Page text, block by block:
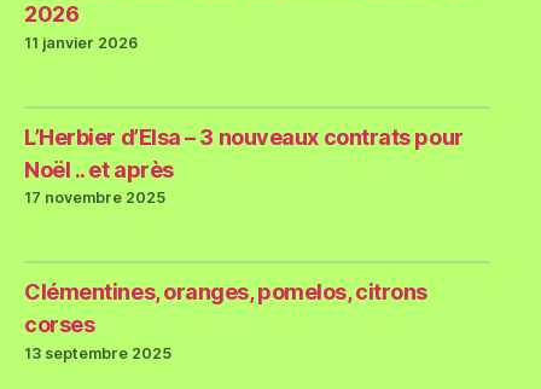
2026
11 janvier 2026
L’Herbier d’Elsa – 3 nouveaux contrats pour
Noël .. et après
17 novembre 2025
Clémentines, oranges, pomelos, citrons
corses
13 septembre 2025